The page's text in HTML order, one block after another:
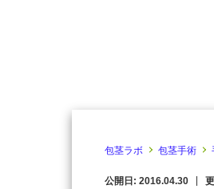
包茎ラボ 包茎手術
公開日: 2016.04.30